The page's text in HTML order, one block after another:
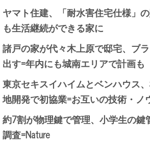
ヤマト住建、「耐水害住宅仕様」
も生活継続ができる家に
諸戸の家が代々木上原で邸宅、ブ
出す=年内にも城南エリアで計画も
東京セキスイハイムとベンハウス
地開発で初協業=お互いの技術・ノ
約7割が物理鍵で管理、小学生の鍵
調査=Nature